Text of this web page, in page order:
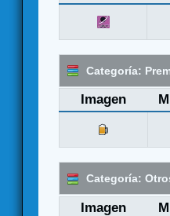
Categoría:
Imagen
Categoría:
Imagen